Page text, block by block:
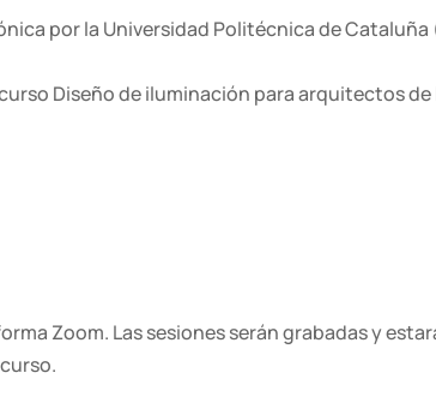
por la Universidad Politécnica de Cataluña
Diseño deiluminación para arquitectos de
Zoom. Las sesiones serán grabadas y